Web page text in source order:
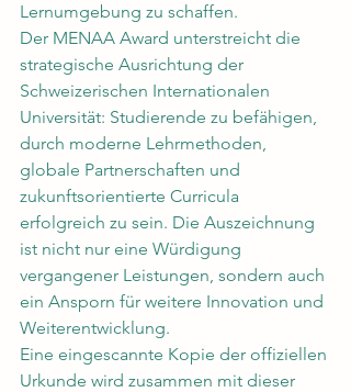
Lernumgebung zu schaffen.
Der MENAA Award unterstreicht die
strategische Ausrichtung der
Schweizerischen Internationalen
Universität: Studierende zu befähigen,
durch moderne Lehrmethoden,
globale Partnerschaften und
zukunftsorientierte Curricula
erfolgreich zu sein. Die Auszeichnung
ist nicht nur eine Würdigung
vergangener Leistungen, sondern auch
ein Ansporn für weitere Innovation und
Weiterentwicklung.
Eine eingescannte Kopie der offiziellen
Urkunde wird zusammen mit dieser